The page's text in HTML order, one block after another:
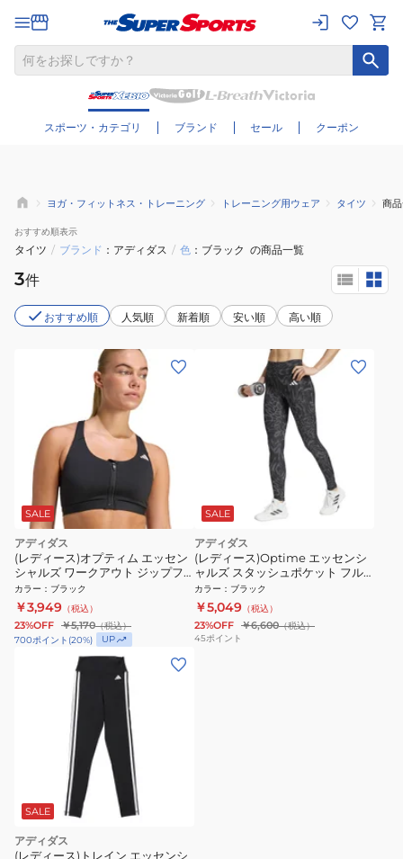
スポーツ・カテゴリ ブランド セール クーポン
さらに絞り込む
ヨガ・フィットネス・トレーニング トレーニング用ウェア タイツ 商
おすすめ順表示
タイツ / ブランド アディダス / 色 ブラック の商品一覧
3件
おすすめ順 人気順 新着順 安い順 高い順
SALE
アディダス
(レディース)オプティム エッセン
シャルズ ワークアウト ジップフ
ロント ミディアムサポート ブラ
WH080-KB4386
カラー ： ブラック
￥3,949 （税込）
23%OFF ￥5,170（税込）
700ポイント (20%) UP
SALE
アディダス
(レディース)Optime エッセンシ
ャルズ スタッシュポケット フル
レングスレギンス JWL83-
JM9881
カラー ： ブラック
￥5,049 （税込）
23%OFF ￥6,600（税込）
45ポイント
SALE
アディダス
(レディース)トレイン エッセンシ